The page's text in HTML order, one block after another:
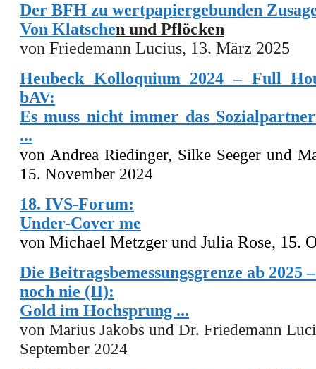
Der BFH zu wertpapiergebunden
Von Klatschen und Pflöcken
von Friedemann Lucius, 13. März 2025
Heubeck Kolloquium 2024 – Full
bAV:
Es muss nicht immer das
...
vonAndrea Riedinger, Silke Seegerund
15. November 2024
18. IVS-Forum:
Under-Cover me
von Michael Metzger und Julia Rose, 15.
Die Beitragsbemessungsgrenze ab 2025
noch nie (II):
Gold im Hochsprung ...
von Marius Jakobs und Dr. Friedemann
September 2024